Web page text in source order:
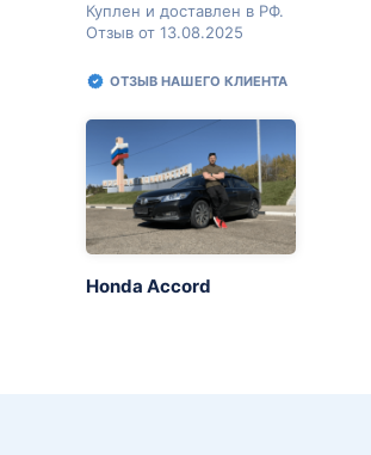
Куплен и доставлен в РФ.
Отзыв от 13.08.2025
ОТЗЫВ НАШЕГО КЛИЕНТА
Honda Accord